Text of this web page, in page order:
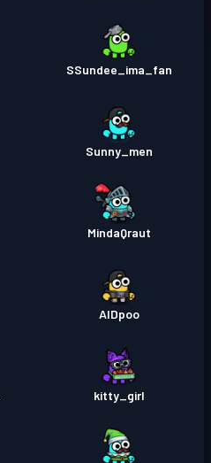
SSundee_ima_fan
Sunny_men
MindaQraut
AIDpoo
kitty_girl